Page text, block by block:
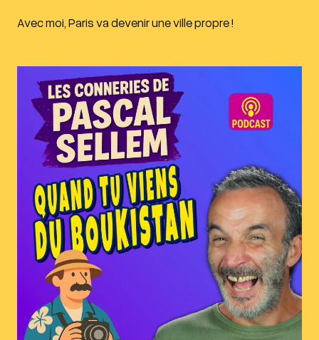
Avec moi, Paris va devenir une ville propre !